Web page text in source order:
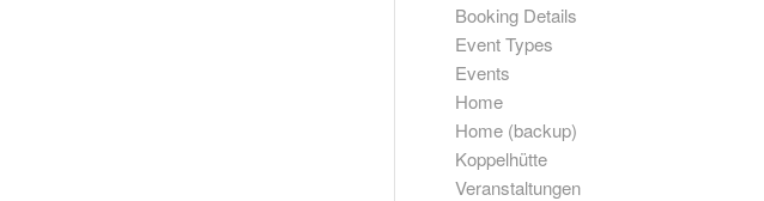
Booking Details
Event Types
Events
Home
Home (backup)
Koppelhütte
Veranstaltungen